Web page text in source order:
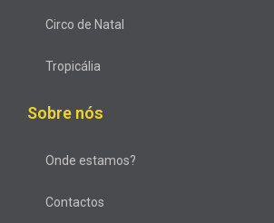
Circo de Natal
Tropicália
Sobre nós
Onde estamos?
Contactos